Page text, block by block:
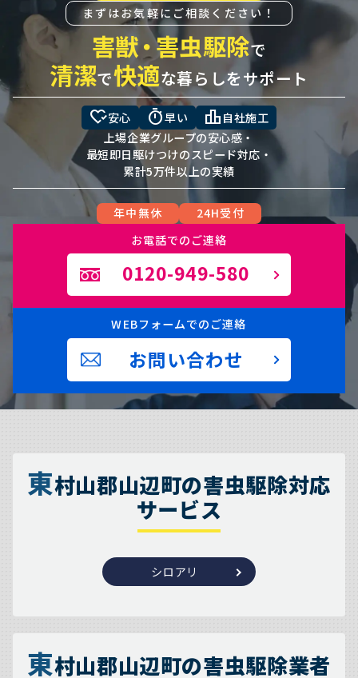
まずはお気軽にご相談ください！
害獣・害虫駆除で
清潔で快適な暮らしをサポート
heart_check安心 timer早い leaderboard 自社施工
上場企業グループの安心感・
最短即日駆けつけのスピード対応・
累計5万件以上の実績
年中無休
24H受付
お電話でのご連絡
0120-949-580
WEBフォームでのご連絡
お問い合わせ
東村山郡山辺町の害虫駆除対応
サービス
シロアリ
東村山郡山辺町の害虫駆除業者